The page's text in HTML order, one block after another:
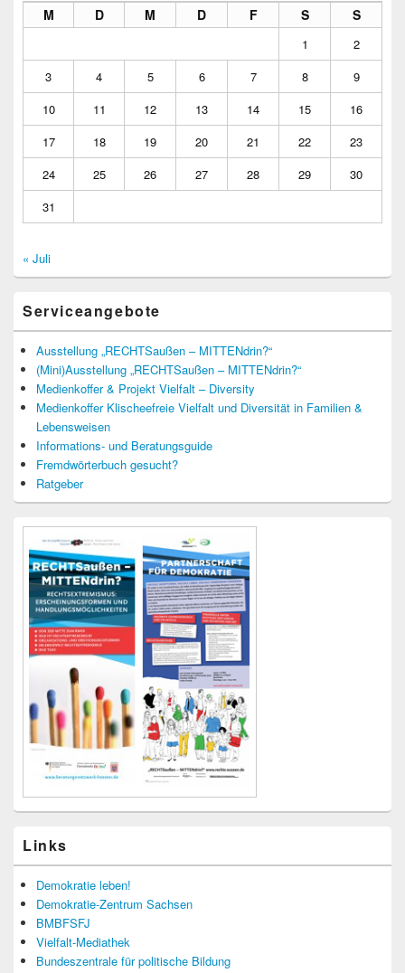
M D M D F S S
1
2
3
4 5 6 7 8
9
10
11 12 13 14 15
16
17
18 19 20 21 22
23
24
25 26 27 28 29
30
31
« Juli
Serviceangebote
Ausstellung „RECHTSaußen – MITTENdrin?“
(Mini)Ausstellung „RECHTSaußen – MITTENdrin?“
Medienkoffer & Projekt Vielfalt – Diversity
Medienkoffer Klischeefreie Vielfalt und Diversität in Familien &
Lebensweisen
Informations- und Beratungsguide
Fremdwörterbuch gesucht?
Ratgeber
Links
Demokratie leben!
Demokratie-Zentrum Sachsen
BMBFSFJ
Vielfalt-Mediathek
Bundeszentrale für politische Bildung